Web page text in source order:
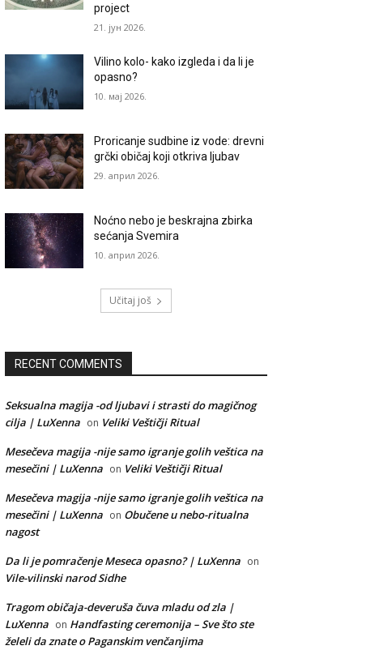
project
21. јун 2026.
Vilino kolo- kako izgleda i da li je
opasno?
10. мај 2026.
Proricanje sudbine iz vode: drevni
grčki običaj koji otkriva ljubav
29. април 2026.
Noćno nebo je beskrajna zbirka
sećanja Svemira
10. април 2026.
Učitaj još
RECENT COMMENTS
Seksualna magija -od ljubavi i strasti do magičnog
cilja | LuXenna on Veliki Veštičji Ritual
Mesečeva magija -nije samo igranje golih veštica na
mesečini | LuXenna on Veliki Veštičji Ritual
Mesečeva magija -nije samo igranje golih veštica na
mesečini | LuXenna on Obučene u nebo-ritualna
nagost
Da li je pomračenje Meseca opasno? | LuXenna on
Vile-vilinski narod Sidhe
Tragom običaja-deveruša čuva mladu od zla |
LuXenna on Handfasting ceremonija – Sve što ste
želeli da znate o Paganskim venčanjima